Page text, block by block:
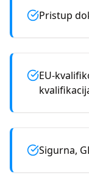
Pristup
EU-
Sigurna,